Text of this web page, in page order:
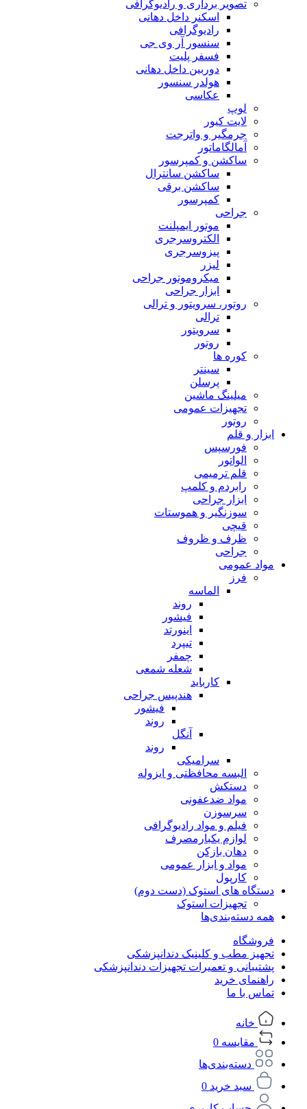
تصویر برداری و رادیوگرافی
اسکنر داخل دهانی
رادیوگرافی
سنسور آر وی جی
فسفر پلیت
دوربین داخل دهانی
هولدر سنسور
عکاسی
لوپ
لایت کیور
جرمگیر و واترجت
آمالگاماتور
ساکشن و کمپرسور
ساکشن سانترال
ساکشن برقی
کمپرسور
جراحی
موتور ایمپلنت
الکتروسرجری
پیزوسرجری
لیزر
میکروموتور جراحی
ابزار جراحی
روتور، سرویتور و ترالی
ترالی
سرویتور
روتور
کوره ها
سینتر
پرسلن
میلینگ ماشین
تجهیزات عمومی
روتور
ابزار و قلم
فورسپس
الواتور
قلم ترمیمی
رابردم و کلمپ
ابزار جراحی
سوزنگیر و هموستات
قیچی
ظرف و ظروف
جراحی
مواد عمومی
فرز
الماسه
روند
فیشور
اینورتد
تیپرد
چمفر
شعله شمعی
کارباید
هندپیس جراحی
فیشور
روند
آنگل
روند
سرامیکی
البسه محافظتی و ایزوله
دستکش
مواد ضدعفونی
سرسوزن
فیلم و مواد رادیوگرافی
لوازم یکبارمصرف
دهان بازکن
مواد و ابزار عمومی
کارپول
دستگاه های استوک (دست دوم)
تجهیزات استوک
همه دسته‌بندی‌ها
فروشگاه
تجهیز مطب و کلینیک دندانپزشکی
پشتیبانی و تعمیرات تجهیزات دندانپزشکی
راهنمای خرید
تماس با ما
خانه
مقایسه 0
دسته‌بندی‌ها
سبد خرید 0